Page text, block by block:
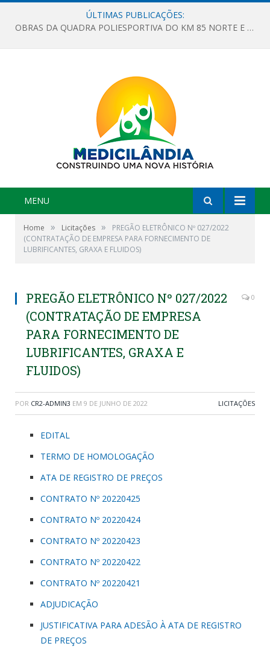
ÚLTIMAS PUBLICAÇÕES:
OBRAS DA QUADRA POLIESPORTIVA DO KM 85 NORTE E DA ESCOLA GASPAR VIANA AVANÇAM
MENU
Home » Licitações »
PREGÃO ELETRÔNICO Nº 027/2022
(CONTRATAÇÃO DE EMPRESA PARA FORNECIMENTO DE
LUBRIFICANTES, GRAXA E FLUIDOS)
PREGÃO ELETRÔNICO Nº 027/2022
(CONTRATAÇÃO DE EMPRESA
PARA FORNECIMENTO DE
LUBRIFICANTES, GRAXA E
FLUIDOS)
0
POR CR2-ADMIN3 EM 9 DE JUNHO DE 2022 LICITAÇÕES
EDITAL
TERMO DE HOMOLOGAÇÃO
ATA DE REGISTRO DE PREÇOS
CONTRATO Nº 20220425
CONTRATO Nº 20220424
CONTRATO Nº 20220423
CONTRATO Nº 20220422
CONTRATO Nº 20220421
ADJUDICAÇÃO
JUSTIFICATIVA PARA ADESÃO À ATA DE REGISTRO
DE PREÇOS